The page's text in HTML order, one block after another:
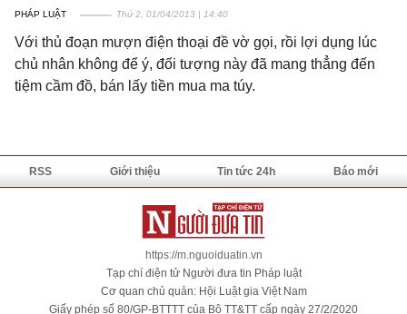
PHÁP LUẬT Thứ 2, 01/04/2013 | 14:40
Với thủ đoạn mượn điện thoại đề vờ gọi, rồi lợi dụng lúc
chủ nhân không để ý, đối tượng này đã mang thẳng đến
tiệm cầm đồ, bán lấy tiền mua ma túy.
RSS Giới thiệu Tin tức 24h Báo mới
https://m.nguoiduatin.vn
Tạp chí điện tử Người đưa tin Pháp luật
Cơ quan chủ quản: Hội Luật gia Việt Nam
Giấy phép số 80/GP-BTTTT của Bộ TT&TT cấp ngày 27/2/2020